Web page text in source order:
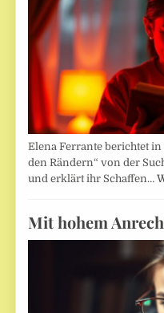
Elena Ferrante berichtet
den Rändern“ von der
und erklärt ihr Schaffen…
Mit hohem